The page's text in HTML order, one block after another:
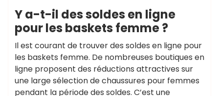
Y a-t-il des soldes en ligne
pour les baskets femme ?
Il est courant de trouver des soldes en ligne pour
les baskets femme. De nombreuses boutiques en
ligne proposent des réductions attractives sur
une large sélection de chaussures pour femmes
pendant la période des soldes. C’est une